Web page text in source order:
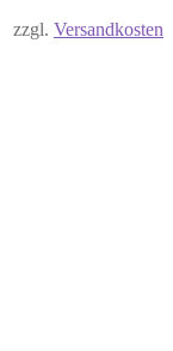
zzgl. Versandkosten